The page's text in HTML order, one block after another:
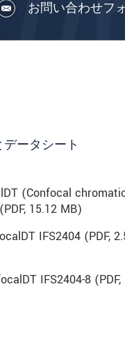
お問い合わせフ
ータシート
(Confocal
PDF, 15.12 MB)
IFS2404 (PDF,
IFS2404-8 (PDF,